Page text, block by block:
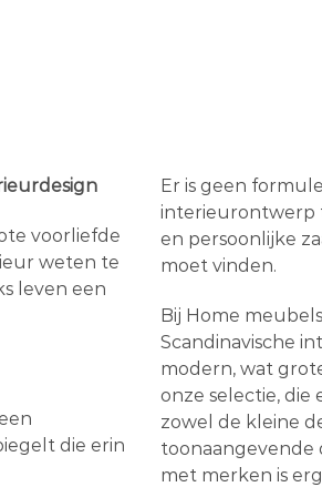
voorliefde
weten te
leven een
die erin
Er is geen
interieurontwerp
en persoonlijke
moet vinden.
Bij Home
Scandinavische
modern, wat
onze selectie, die
zowel de kleine
toonaangevende
met merken is